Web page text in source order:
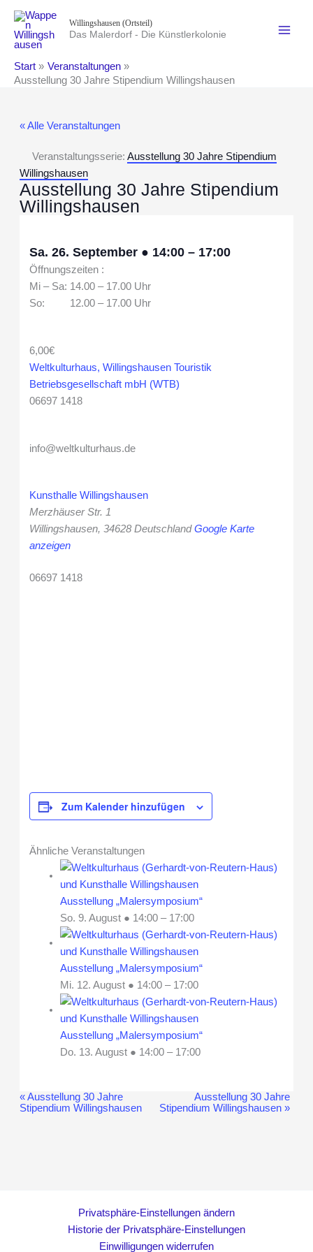
Inhalt
springen
Willingshausen (Ortsteil)
Das Malerdorf - Die Künstlerkolonie
Start
Veranstaltungen
Ausstellung 30 Jahre Stipendium Willingshausen
« Alle Veranstaltungen
Veranstaltungsserie: Ausstellung 30 Jahre Stipendium
Willingshausen
Ausstellung 30 Jahre Stipendium
Willingshausen
Sa. 26. September ● 14:00– 17:00
Öffnungszeiten :
Mi – Sa: 14.00 – 17.00 Uhr
So: 12.00 – 17.00 Uhr
6,00€
Weltkulturhaus, Willingshausen Touristik
Betriebsgesellschaft mbH (WTB)
06697 1418
info@weltkulturhaus.de
Kunsthalle Willingshausen
Merzhäuser Str. 1
Willingshausen, 34628 Deutschland Google Karte
anzeigen
06697 1418
Zum Kalender hinzufügen
Ähnliche Veranstaltungen
Ausstellung „Malersymposium“
So. 9. August ● 14:00 – 17:00
Ausstellung „Malersymposium“
Mi. 12. August ● 14:00 – 17:00
Ausstellung „Malersymposium“
Do. 13. August ● 14:00 – 17:00
Veranstaltung-
Navigation
«Ausstellung 30 Jahre
Stipendium Willingshausen
Ausstellung 30 Jahre
Stipendium Willingshausen»
Privatsphäre-Einstellungen ändern
Historie der Privatsphäre-Einstellungen
Einwilligungen widerrufen